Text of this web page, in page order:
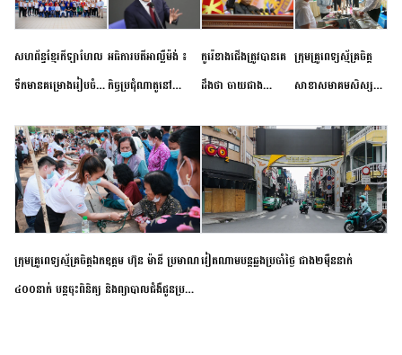
សហព័ន្ធខ្មែរកីឡាហែល
ទឹកមានគម្រោងរៀបចំ
កម្រិតបឋម ដល់ឧត្តម
សិក្សានាពេលខាងមុខ
អធិការបតីអាល្លឺម៉ង់ ៖
កិច្ចប្រជុំណាតូនៅ
ខាងមុខនឹងបញ្ជូនសញ្ញា
នៃភាពស្អិតរមួត និង
ការប្តេជ្ញាចិត្ត
កូរ៉េខាងជើងត្រូវបានគេ
ដឹងថា ចាយជាង
អភិវឌ្ឍន៍នុយក្លេអ៊ែរ
ក្រុមគ្រូពេទ្យស្ម័គ្រចិត្ត
សាខាសមាគមសិស្ស
ខេត្តកំពង់ចាម ចុះពិនិត្យ
ពិគ្រោះជំងឺទូទៅ និងផ្តល់
ថ្នាំពេទ្យជូនប្រជាពលរដ្ឋ
រស់នៅសង្កាត់បឹងកុក
ក្រុមគ្រូពេទ្យស្ម័គ្រចិត្តឯកឧត្តម ហ៊ុន ម៉ានី ប្រមាណ
៤០០នាក់ បន្តចុះពិនិត្យ និងព្យាបាលជំងឺជូនប្រជា
វៀតណាម​បន្ត​ឆ្លង​ប្រចាំថ្ងៃ​ ​ជាង​២​ម៉ឺន​នាក់​